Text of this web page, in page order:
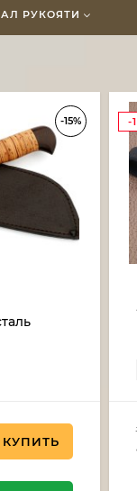
РУКОЯТИ
-15%
КУПИТЬ
-